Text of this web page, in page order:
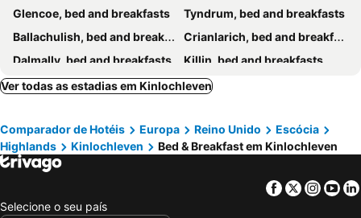
Glencoe, bed and breakfasts
Tyndrum, bed and breakfasts
Ballachulish, bed and breakfasts
Crianlarich, bed and breakfasts
Dalmally, bed and breakfasts
Killin, bed and breakfasts
Taynuilt, bed and breakfasts
Ardlui, bed and breakfasts
Ver todas as estadias em Kinlochleven
Comparador de Hotéis Europa Reino Unido
Escócia
Highlands
Kinlochleven Bed & Breakfast em Kinlochleven
Facebook
Twitter
Selecione o seu país